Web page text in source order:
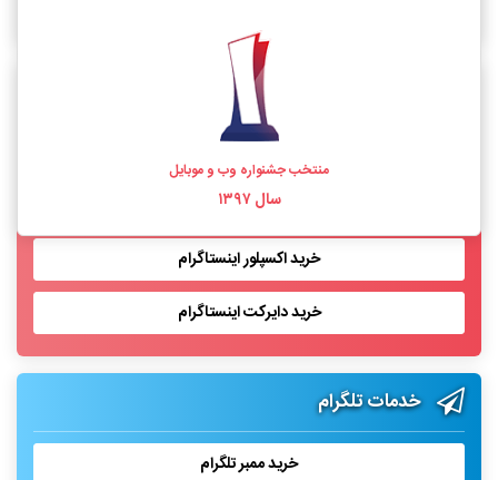
منتخب جشنواره وب و موبایل
سال ۱۳۹۷
خرید بازدید پست اینستاگرام
خرید اکسپلور اینستاگرام
خرید دایرکت اینستاگرام
خدمات تلگرام
خرید ممبر تلگرام